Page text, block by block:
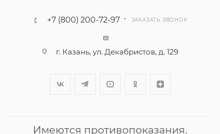
+7 (800) 200-72-97 ЗАКАЗАТЬ ЗВОНОК
г. Казань, ул. Декабристов, д. 129
Имеются противопоказания.